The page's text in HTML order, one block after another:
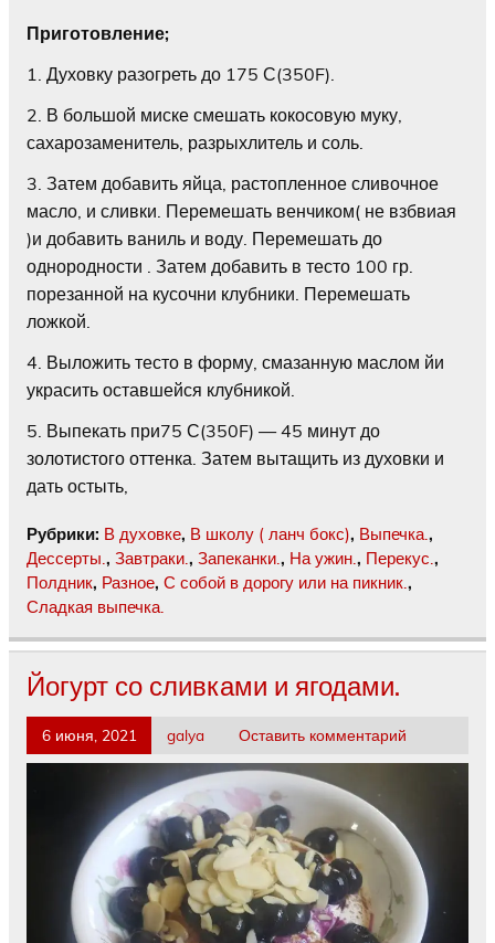
Приготовление;
1. Духовку разогреть до 175 С(350F).
2. В большой миске смешать кокосовую муку,
сахарозаменитель, разрыхлитель и соль.
3. Затем добавить яйца, растопленное сливочное
масло, и сливки. Перемешать венчиком( не взбвиая
)и добавить ваниль и воду. Перемешать до
однородности . Затем добавить в тесто 100 гр.
порезанной на кусочни клубники. Перемешать
ложкой.
4. Выложить тесто в форму, смазанную маслом йи
украсить оставшейся клубникой.
5. Выпекать при75 С(350F) — 45 минут до
золотистого оттенка. Затем вытащить из духовки и
дать остыть,
Рубрики: В духовке, В школу ( ланч бокс), Выпечка.,
Дессерты., Завтраки., Запеканки., На ужин., Перекус.,
Полдник, Разное, С собой в дорогу или на пикник.,
Сладкая выпечка.
Йогурт со сливками и ягодами.
6 июня, 2021 galya Оставить комментарий